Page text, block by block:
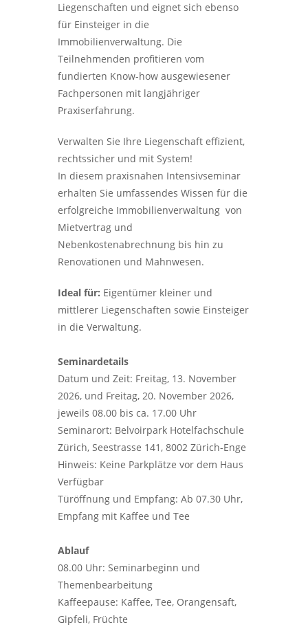
Liegenschaften und eignet sich ebenso
für Einsteiger in die
Immobilienverwaltung. Die
Teilnehmenden profitieren vom
fundierten Know-how ausgewiesener
Fachpersonen mit langjähriger
Praxiserfahrung.
Verwalten Sie Ihre Liegenschaft effizient,
rechtssicher und mit System!
In diesem praxisnahen Intensivseminar
erhalten Sie umfassendes Wissen für die
erfolgreiche Immobilienverwaltung  von
Mietvertrag und
Nebenkostenabrechnung bis hin zu
Renovationen und Mahnwesen.
Ideal für: Eigentümer kleiner und
mittlerer Liegenschaften sowie Einsteiger
in die Verwaltung.
Seminardetails
Datum und Zeit: Freitag, 13. November
2026, und Freitag, 20. November 2026,
jeweils 08.00 bis ca. 17.00 Uhr
Seminarort: Belvoirpark Hotelfachschule
Zürich, Seestrasse 141, 8002 Zürich-Enge
Hinweis: Keine Parkplätze vor dem Haus
Verfügbar
Türöffnung und Empfang: Ab 07.30 Uhr,
Empfang mit Kaffee und Tee
Ablauf
08.00 Uhr: Seminarbeginn und
Themenbearbeitung
Kaffeepause: Kaffee, Tee, Orangensaft,
Gipfeli, Früchte